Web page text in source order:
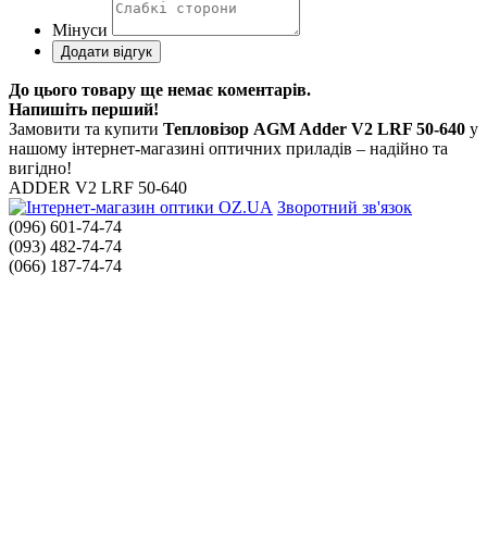
Мінуси
До цього товару ще немає коментарів.
Напишіть перший!
Замовити та купити Тепловізор AGM Adder V2 LRF 50-640 у
нашому інтернет-магазині оптичних приладів – надійно та
вигідно!
ADDER V2 LRF 50-640
Зворотний зв'язок
(096) 601-74-74
(093) 482-74-74
(066) 187-74-74